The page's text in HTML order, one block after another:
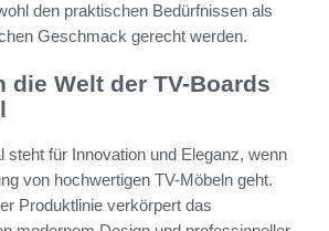
den praktischen Bedürfnissen als
Geschmack gerecht werden.
die Welt der TV-Boards
steht für Innovation und Eleganz, wenn
von hochwertigen TV-Möbeln geht.
Produktlinie verkörpert das